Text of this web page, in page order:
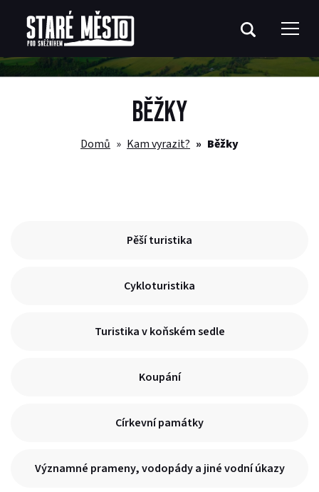
BĚŽKY
Domů Kam vyrazit? Běžky
Pěší turistika
Cykloturistika
Turistika v koňském sedle
Koupání
Církevní památky
Významné prameny, vodopády a jiné vodní úkazy